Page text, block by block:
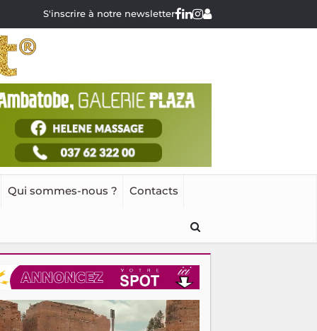
S'inscrire à notre newsletter
Qui sommes-nous ? Contacts